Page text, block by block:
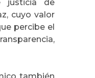
justicia de
cuyo valor
percibe el
también